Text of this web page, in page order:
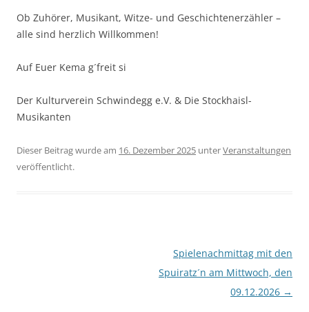
Ob Zuhörer, Musikant, Witze- und Geschichtenerzähler –
alle sind herzlich Willkommen!
Auf Euer Kema g´freit si
Der Kulturverein Schwindegg e.V. & Die Stockhaisl-
Musikanten
Dieser Beitrag wurde am 16. Dezember 2025 unterVeranstaltungen
veröffentlicht.
Spielenachmittag mit den
Spuiratz´n am Mittwoch, den
09.12.2026 →